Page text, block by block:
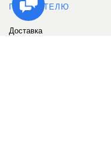
ПОКУПАТЕЛЮ
Доставка